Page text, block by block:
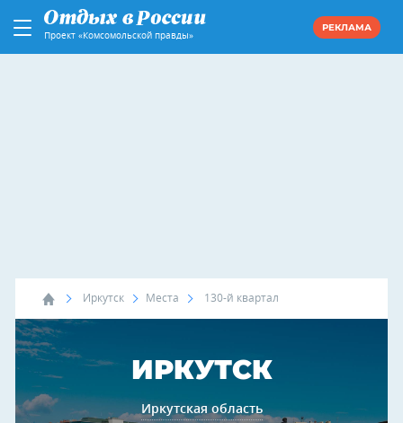
Проект «Комсомольской правды»
РЕКЛАМА
Иркутск Места 130-й квартал
ИРКУТСК
Иркутская область